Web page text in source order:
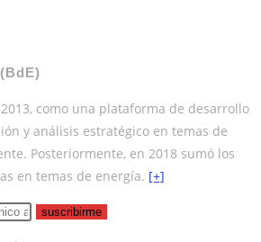
como una plataforma de desarrollo
y análisis estratégico en temas de
Posteriormente, en 2018 sumó los
en temas de energía. [+]
suscribirme